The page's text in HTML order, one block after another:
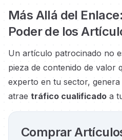
Más Allá del
Poder de los
Un artículo patrocinado no
pieza de contenido de valor
experto en tu sector,
atrae tráfico cualificado a
Comprar